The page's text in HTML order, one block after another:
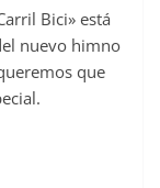
Bici» está
nuevo himno
que